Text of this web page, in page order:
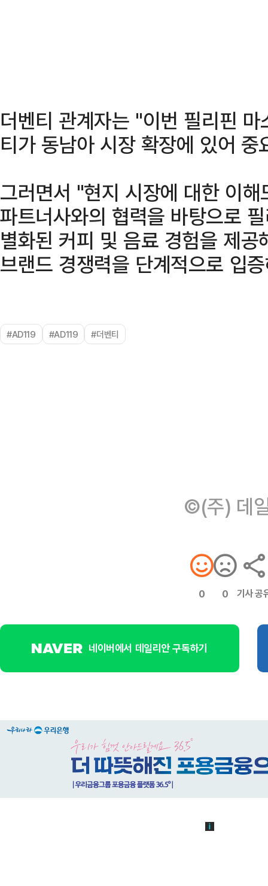
더벤티 관계자는 "이번 필리핀
티가 동남아 시장 확장에 있어
그러면서 "현지 시장에 대한 이
파트너사와의 협력을 바탕으로
별화된 커피 및 음료 경험을 제
브랜드 경쟁력을 단계적으로 입
#AD119 #AD119 #더벤티
©(주) 데
0 0 기사 공
네이버에서 데일리안 구독하기